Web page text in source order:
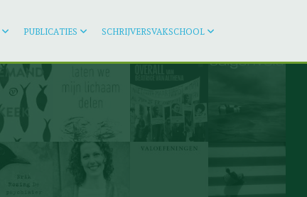
PUBLICATIES SCHRIJVERSVAKSCHOOL